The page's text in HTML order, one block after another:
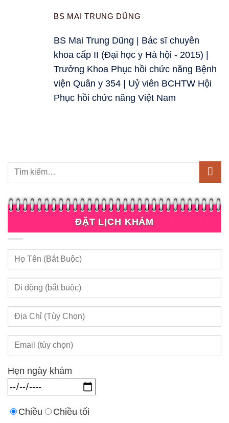
BS MAI TRUNG DŨNG
BS Mai Trung Dũng | Bác sĩ chuyên
khoa cấp II (Đại học y Hà hội - 2015) |
Trưởng Khoa Phục hồi chức năng Bệnh
viện Quân y 354 | Uỷ viên BCHTW Hội
Phục hồi chức năng Việt Nam
ĐẶT LỊCH KHÁM
Hẹn ngày khám
Chiều Chiều tối